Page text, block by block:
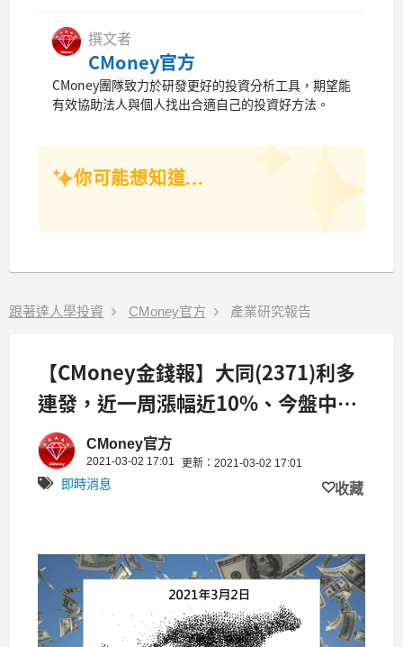
撰文者
CMoney官方
CMoney團隊致力於研發更好的投資分析工具，期望能
有效協助法人與個人找出合適自己的投資好方法。
你可能想知道...
跟著達人學投資 CMoney官方 產業研究報告
【CMoney金錢報】大同(2371)利多
連發，近一周漲幅近10%、今盤中一
度漲停CMoney官方
2021-03-02 17:01 更新：2021-03-02 17:01
即時消息 收藏